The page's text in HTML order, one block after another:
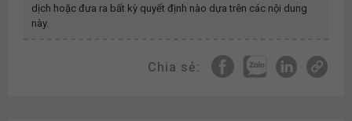
dịch hoặc đưa ra bất kỳ quyết định nào dựa trên các nội dung
này.
Chia sẻ: